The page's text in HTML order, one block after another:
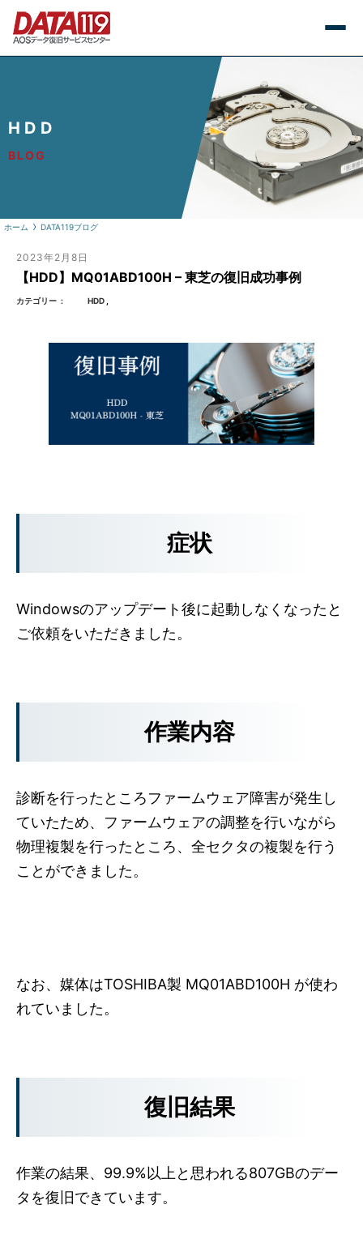
HDD
BLOG
ホーム DATA119ブログ
2023年2月8日
【HDD】MQ01ABD100H – 東芝の復旧成功事例
カテゴリー HDD
症状
Windowsのアップデート後に起動しなくなったと
ご依頼をいただきました。
作業内容
診断を行ったところファームウェア障害が発生し
ていたため、ファームウェアの調整を行いながら
物理複製を行ったところ、全セクタの複製を行う
ことができました。
なお、媒体はTOSHIBA製 MQ01ABD100H が使わ
れていました。
復旧結果
作業の結果、99.9%以上と思われる807GBのデー
タを復旧できています。